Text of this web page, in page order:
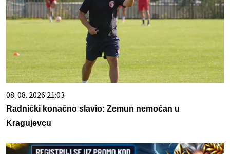
08. 08. 2026 21:03
Radnički konačno slavio: Zemun nemoćan u
Kragujevcu